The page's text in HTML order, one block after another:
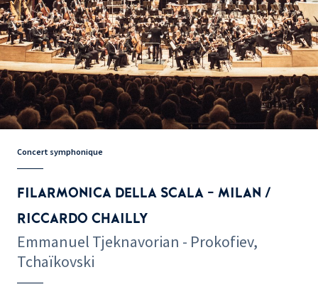
Concert symphonique
FILARMONICA DELLA SCALA - MILAN /
RICCARDO CHAILLY
Emmanuel Tjeknavorian - Prokofiev,
Tchaïkovski